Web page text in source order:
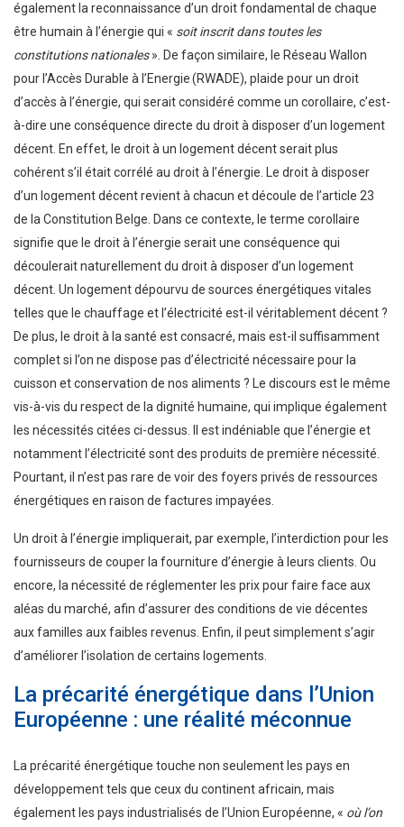
également la reconnaissance d’un droit fondamental de chaque
être humain à l’énergie qui « soit inscrit dans toutes les
constitutions nationales». De façon similaire, le Réseau Wallon
pour l’Accès Durable à l’Energie (RWADE), plaide pour un droit
d’accès à l’énergie, qui serait considéré comme un corollaire, c’est-
à-dire une conséquence directe du droit à disposer d’un logement
décent. En effet, le droit à un logement décent serait plus
cohérent s’il était corrélé au droit à l’énergie. Le droit à disposer
d’un logement décent revient à chacun et découle de l’article 23
de la Constitution Belge. Dans ce contexte, le terme corollaire
signifie que le droit à l’énergie serait une conséquence qui
découlerait naturellement du droit à disposer d’un logement
décent. Un logement dépourvu de sources énergétiques vitales
telles que le chauffage et l’électricité est-il véritablement décent ?
De plus, le droit à la santé est consacré, mais est-il suffisamment
complet si l’on ne dispose pas d’électricité nécessaire pour la
cuisson et conservation de nos aliments ? Le discours est le même
vis-à-vis du respect de la dignité humaine, qui implique également
les nécessités citées ci-dessus. Il est indéniable que l’énergie et
notamment l’électricité sont des produits de première nécessité.
Pourtant, il n’est pas rare de voir des foyers privés de ressources
énergétiques en raison de factures impayées.
Un droit à l’énergie impliquerait, par exemple, l’interdiction pour les
fournisseurs de couper la fourniture d’énergie à leurs clients. Ou
encore, la nécessité de réglementer les prix pour faire face aux
aléas du marché, afin d’assurer des conditions de vie décentes
aux familles aux faibles revenus. Enfin, il peut simplement s’agir
d’améliorer l’isolation de certains logements.
La précarité énergétique dans l’Union
Européenne : une réalité méconnue
La précarité énergétique touche non seulement les pays en
développement tels que ceux du continent africain, mais
également les pays industrialisés de l’Union Européenne, « où l’on